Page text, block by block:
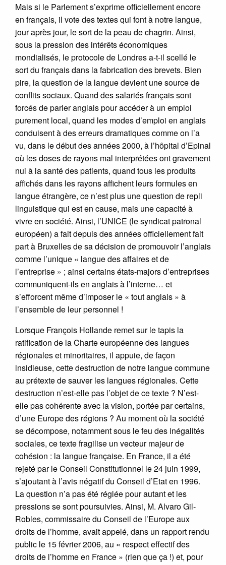
Mais si le Parlement s’exprime officiellement encore
en français, il vote des textes qui font à notre langue,
jour après jour, le sort de la peau de chagrin. Ainsi,
sous la pression des intérêts économiques
mondialisés, le protocole de Londres a-t-il scellé le
sort du français dans la fabrication des brevets. Bien
pire, la question de la langue devient une source de
conflits sociaux. Quand des salariés français sont
forcés de parler anglais pour accéder à un emploi
purement local, quand les modes d’emploi en anglais
conduisent à des erreurs dramatiques comme on l’a
vu, dans le début des années 2000, à l’hôpital d’Epinal
où les doses de rayons mal interprétées ont gravement
nui à la santé des patients, quand tous les produits
affichés dans les rayons affichent leurs formules en
langue étrangère, ce n’est plus une question de repli
linguistique qui est en cause, mais une capacité à
vivre en société. Ainsi, l’UNICE (le syndicat patronal
européen) a fait depuis des années officiellement fait
part à Bruxelles de sa décision de promouvoir l’anglais
comme l’unique « langue des affaires et de
l’entreprise » ; ainsi certains états-majors d’entreprises
communiquent-ils en anglais à l’interne… et
s’efforcent même d’imposer le « tout anglais » à
l’ensemble de leur personnel !
Lorsque François Hollande remet sur le tapis la
ratification de la Charte européenne des langues
régionales et minoritaires, il appuie, de façon
insidieuse, cette destruction de notre langue commune
au prétexte de sauver les langues régionales. Cette
destruction n’est-elle pas l’objet de ce texte ? N’est-
elle pas cohérente avec la vision, portée par certains,
d’une Europe des régions ? Au moment où la société
se décompose, notamment sous le feu des inégalités
sociales, ce texte fragilise un vecteur majeur de
cohésion : la langue française. En France, il a été
rejeté par le Conseil Constitutionnel le 24 juin 1999,
s’ajoutant à l’avis négatif du Conseil d’Etat en 1996.
La question n’a pas été réglée pour autant et les
pressions se sont poursuivies. Ainsi, M. Alvaro Gil-
Robles, commissaire du Conseil de l’Europe aux
droits de l’homme, avait appelé, dans un rapport rendu
public le 15 février 2006, au « respect effectif des
droits de l’homme en France » (rien que ça !) et, pour